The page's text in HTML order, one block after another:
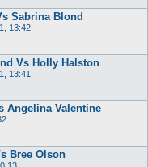
Sabrina Blond
13:42
Vs Holly Halston
13:41
Angelina Valentine
Bree Olson